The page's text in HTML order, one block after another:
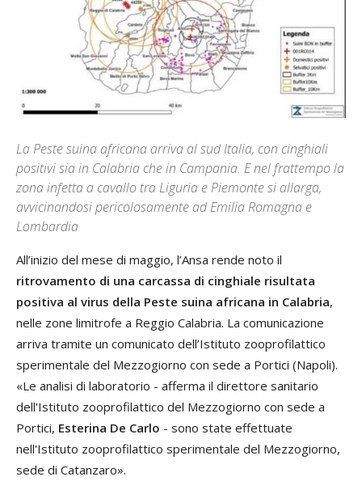
La Peste suina africana arriva al sud Italia, con cinghiali
positivi sia in Calabria che in Campania. E nel frattempo la
zona infetta a cavallo tra Liguria e Piemonte si allarga,
avvicinandosi pericolosamente ad Emilia Romagna e
Lombardia
All’inizio del mese di maggio, l’Ansa rende noto il
ritrovamento di una carcassa di cinghiale risultata
positiva al virus della Peste suina africana in Calabria,
nelle zone limitrofe a Reggio Calabria. La comunicazione
arriva tramite un comunicato dell’Istituto zooprofilattico
sperimentale del Mezzogiorno con sede a Portici (Napoli).
«Le analisi di laboratorio - afferma il direttore sanitario
dell'Istituto zooprofilattico del Mezzogiorno con sede a
Portici, Esterina De Carlo - sono state effettuate
nell'Istituto zooprofilattico sperimentale del Mezzogiorno,
sede di Catanzaro».